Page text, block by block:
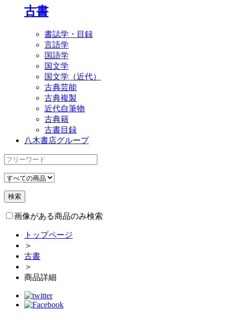
古書
書誌学・目録
言語学
国語学
国文学
国文学（近代）
古典芸能
古典複製
近代自筆物
古典籍
古書目録
八木書店グループ
画像がある商品のみ検索
トップページ
＞
古書
＞
商品詳細